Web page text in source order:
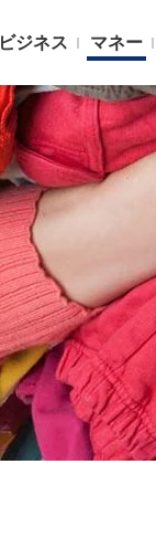
ビジネス マネー